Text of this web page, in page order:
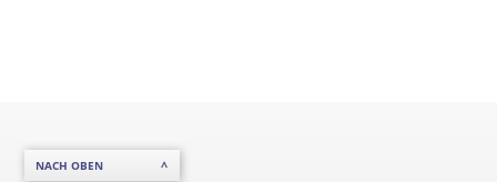
NACH OBEN